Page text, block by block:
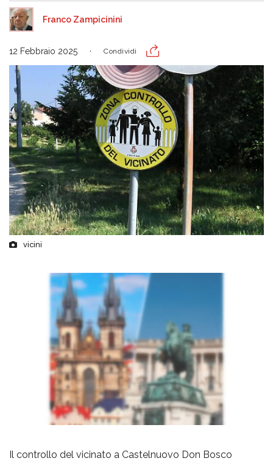
Franco Zampicinini
12 Febbraio 2025 Condividi
vicini
Il controllo del vicinato a Castelnuovo Don Bosco